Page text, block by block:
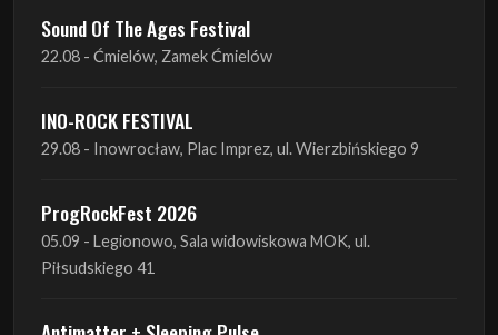
INO-ROCK FESTIVAL
29.08 - Inowrocław, Plac Imprez, ul. Wierzbińskiego 9
ProgRockFest 2026
Antimatter + Sleeping Pulse
09.09 - Poznań, 2Progi
Amelia Tokarska - Celtic Tales Quartet